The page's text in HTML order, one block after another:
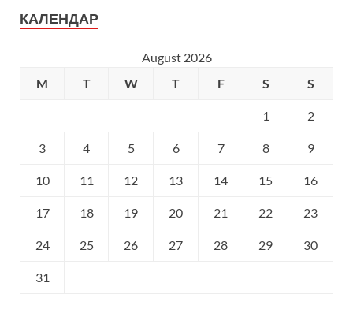
КАЛЕНДАР
August 2026
M
T W T F S S
1 2
3 4 5 6 7 8 9
10 11 12 13 14 15 16
17 18 19 20 21 22 23
24 25 26 27 28 29 30
31